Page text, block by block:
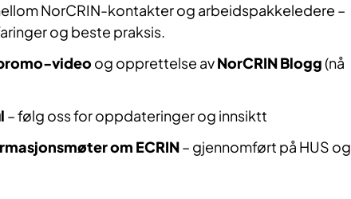
NorCRIN-kontakter og arbeidspakkeledere –
og beste praksis.
video og opprettelse avNorCRIN Blogg(nå
– følg oss for oppdateringer og innsiktt
om ECRIN– gjennomført på HUS og